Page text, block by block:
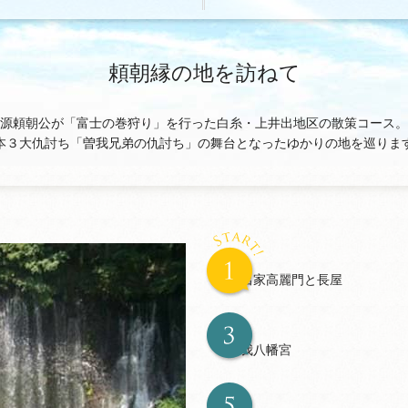
頼朝縁の地を訪ねて
源頼朝公が「富士の巻狩り」を行った白糸・上井出地区の散策コース。
３大仇討ち「曽我兄弟の仇討ち」の舞台となったゆかりの地を巡りま
井出家高麗門と長屋
曽我八幡宮